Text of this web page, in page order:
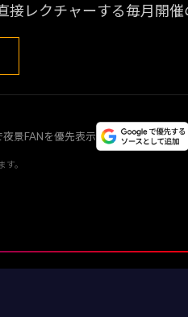
接レクチャーする毎月開
景FANを優先表示
。